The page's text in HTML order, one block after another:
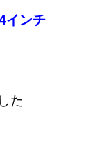
インチ
た